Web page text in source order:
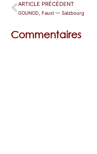
ARTICLE PRÉCÉDENT
GOUNOD, Faust — Salzbourg
Commentaires